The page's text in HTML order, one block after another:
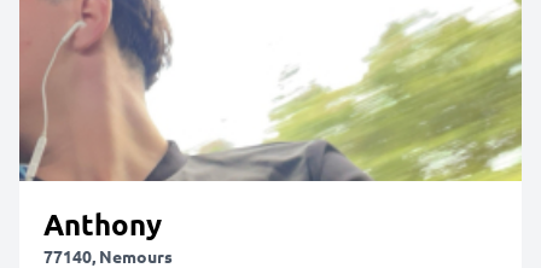
Anthony
77140, Nemours